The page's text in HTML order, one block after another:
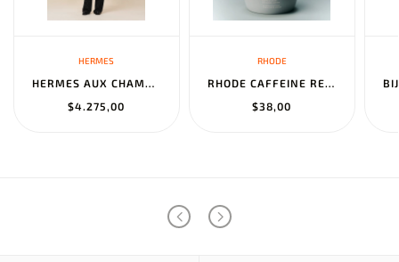
HERMES
HERMES AUX CHAMPS EN FLEURS" PANTS NOIR
$4.275,00
RHODE
RHODE CAFFEINE RESET SCULPTING CREAM MASK
$38,00